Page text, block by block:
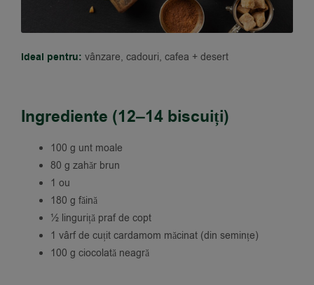
Ideal pentru: vânzare, cadouri, cafea + desert
Ingrediente (12–14 biscuiți)
100 g unt moale
80 g zahăr brun
1 ou
180 g făină
½ linguriță praf de copt
1 vârf de cuțit cardamom măcinat (din semințe)
100 g ciocolată neagră